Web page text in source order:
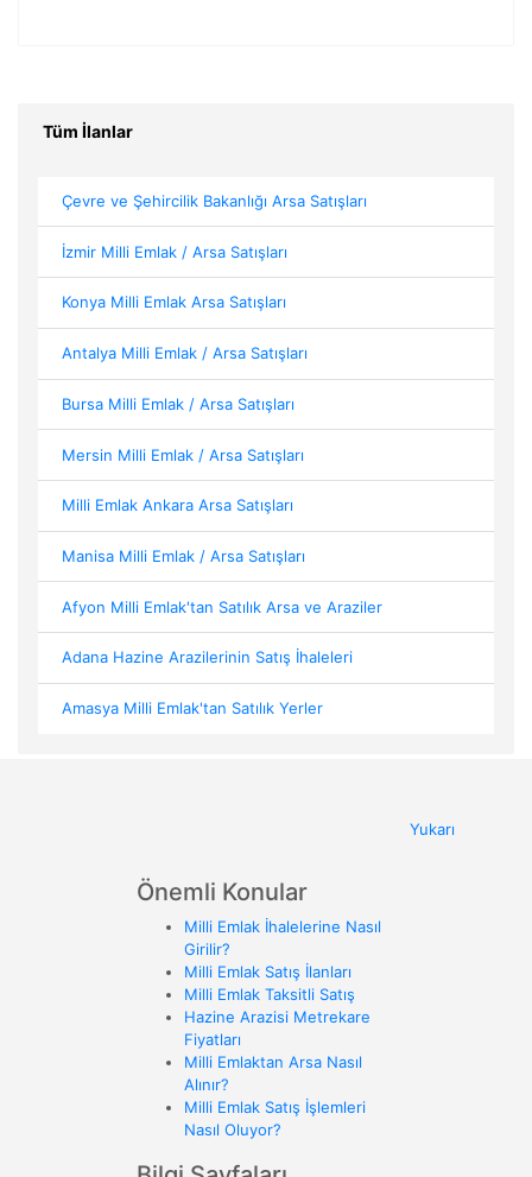
Tüm İlanlar
Çevre ve Şehircilik Bakanlığı Arsa Satışları
İzmir Milli Emlak / Arsa Satışları
Konya Milli Emlak Arsa Satışları
Antalya Milli Emlak / Arsa Satışları
Bursa Milli Emlak / Arsa Satışları
Mersin Milli Emlak / Arsa Satışları
Milli Emlak Ankara Arsa Satışları
Manisa Milli Emlak / Arsa Satışları
Afyon Milli Emlak'tan Satılık Arsa ve Araziler
Adana Hazine Arazilerinin Satış İhaleleri
Amasya Milli Emlak'tan Satılık Yerler
Yukarı
Önemli Konular
Milli Emlak İhalelerine Nasıl
Girilir?
Milli Emlak Satış İlanları
Milli Emlak Taksitli Satış
Hazine Arazisi Metrekare
Fiyatları
Milli Emlaktan Arsa Nasıl
Alınır?
Milli Emlak Satış İşlemleri
Nasıl Oluyor?